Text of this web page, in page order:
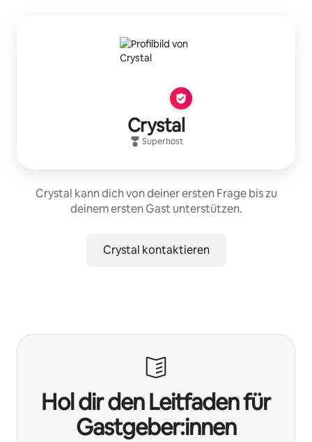
Crystal
Superhost
Crystal kann dich von deiner ersten Frage bis zu
deinem ersten Gast unterstützen.
Crystal kontaktieren
Hol dir den Leitfaden für
Gastgeber:innen